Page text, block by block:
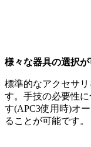
様々な器具の選択が
標準的なアクセサ
す。手技の必要性
す(APC3使用時)オ
ることが可能です。